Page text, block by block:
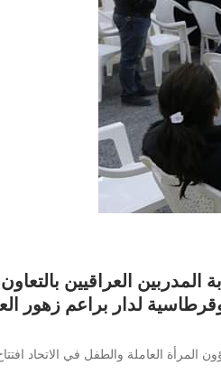
العراقيين
لدار براعم زهور
المرأة العاملة والطفل في الاتحاد